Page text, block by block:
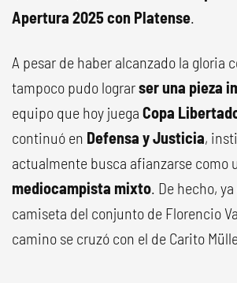
Apertura 2025 con Platense.
A pesar de haber alcanzado la gloria
tampoco pudo lograrser una pieza
equipo que hoy juega Copa
continuó en Defensa y Justicia,
actualmente busca afianzarse como
mediocampista mixto. De hecho,
camiseta del conjunto de Florencio
camino se cruzó con el de Carito